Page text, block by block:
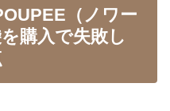
（ノワー
購入で失敗し